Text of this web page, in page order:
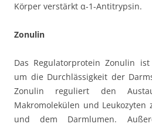
Körper verstärkt α-1-Antitrypsin.
Zonulin
Das Regulatorprotein Zonulin
um die Durchlässigkeit der
Zonulin reguliert den
Makromolekülen und Leukozyten
und dem Darmlumen.